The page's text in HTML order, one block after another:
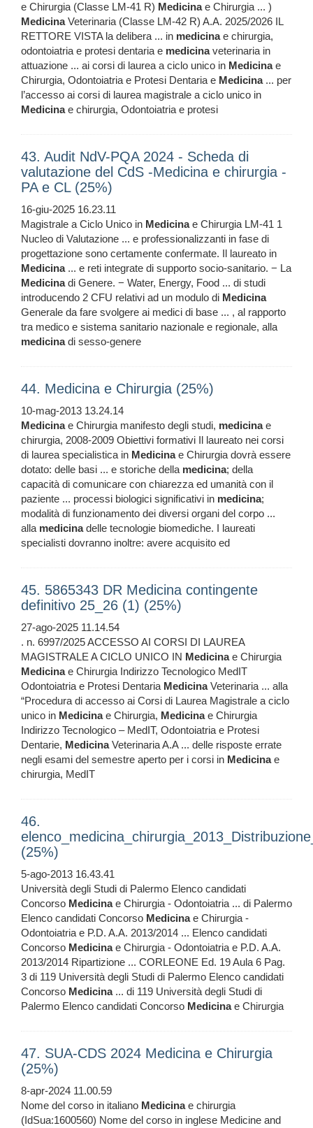
e Chirurgia (Classe LM-41 R) Medicinae Chirurgia ... )
MedicinaVeterinaria (Classe LM-42 R) A.A. 2025/2026 IL
RETTORE VISTA la delibera ... in medicinae chirurgia,
odontoiatria e protesi dentaria e medicinaveterinaria in
attuazione ... ai corsi di laurea a ciclo unico in Medicinae
Chirurgia, Odontoiatria e Protesi Dentaria e Medicina... per
l’accesso ai corsi di laurea magistrale a ciclo unico in
Medicinae chirurgia, Odontoiatria e protesi
43. Audit NdV-PQA 2024 - Scheda di
valutazione del CdS -Medicina e chirurgia -
PA e CL (25%)
16-giu-2025 16.23.11
Magistrale a Ciclo Unico in Medicinae Chirurgia LM-41 1
Nucleo di Valutazione ... e professionalizzanti in fase di
progettazione sono certamente confermate. Il laureato in
Medicina... e reti integrate di supporto socio-sanitario. − La
Medicinadi Genere. − Water, Energy, Food ... di studi
introducendo 2 CFU relativi ad un modulo di Medicina
Generale da fare svolgere ai medici di base ... , al rapporto
tra medico e sistema sanitario nazionale e regionale, alla
medicinadi sesso-genere
44. Medicina e Chirurgia (25%)
10-mag-2013 13.24.14
Medicinae Chirurgia manifesto degli studi, medicinae
chirurgia, 2008-2009 Obiettivi formativi Il laureato nei corsi
di laurea specialistica in Medicinae Chirurgia dovrà essere
dotato: delle basi ... e storiche della medicina; della
capacità di comunicare con chiarezza ed umanità con il
paziente ... processi biologici significativi in medicina;
modalità di funzionamento dei diversi organi del corpo ...
alla medicinadelle tecnologie biomediche. I laureati
specialisti dovranno inoltre: avere acquisito ed
45. 5865343 DR Medicina contingente
definitivo 25_26 (1) (25%)
27-ago-2025 11.14.54
. n. 6997/2025 ACCESSO AI CORSI DI LAUREA
MAGISTRALE A CICLO UNICO IN Medicinae Chirurgia
Medicinae Chirurgia Indirizzo Tecnologico MedIT
Odontoiatria e Protesi Dentaria MedicinaVeterinaria ... alla
“Procedura di accesso ai Corsi di Laurea Magistrale a ciclo
unico in Medicinae Chirurgia, Medicinae Chirurgia
Indirizzo Tecnologico – MedIT, Odontoiatria e Protesi
Dentarie, MedicinaVeterinaria A.A ... delle risposte errate
negli esami del semestre aperto per i corsi in Medicinae
chirurgia, MedIT
46.
(25%)
5-ago-2013 16.43.41
Università degli Studi di Palermo Elenco candidati
Concorso Medicinae Chirurgia - Odontoiatria ... di Palermo
Elenco candidati Concorso Medicinae Chirurgia -
Odontoiatria e P.D. A.A. 2013/2014 ... Elenco candidati
Concorso Medicinae Chirurgia - Odontoiatria e P.D. A.A.
2013/2014 Ripartizione ... CORLEONE Ed. 19 Aula 6 Pag.
3 di 119 Università degli Studi di Palermo Elenco candidati
Concorso Medicina... di 119 Università degli Studi di
Palermo Elenco candidati Concorso Medicinae Chirurgia
47. SUA-CDS 2024 Medicina e Chirurgia
(25%)
8-apr-2024 11.00.59
Nome del corso in italiano Medicinae chirurgia
(IdSua:1600560) Nome del corso in inglese Medicine and